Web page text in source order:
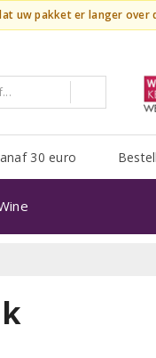
uw pakket er langer over
30 euro